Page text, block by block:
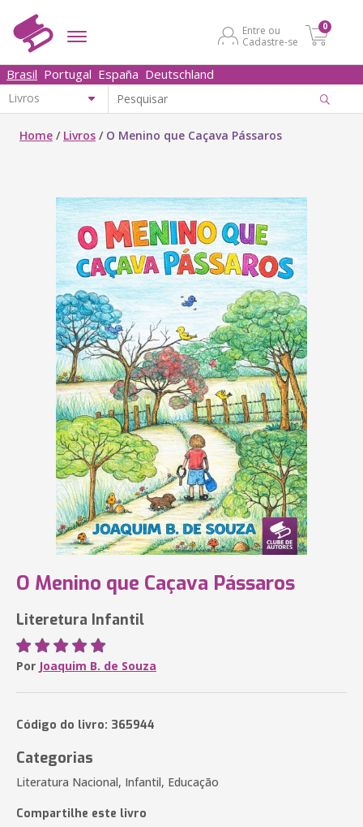
Entre ou
Cadastre-se
0
Brasil Portugal España Deutschland
Home / Livros / O Menino que Caçava Pássaros
O Menino que Caçava Pássaros
Literetura Infantil
Por Joaquim B. de Souza
Código do livro: 365944
Categorias
Literatura Nacional, Infantil, Educação
Compartilhe este livro